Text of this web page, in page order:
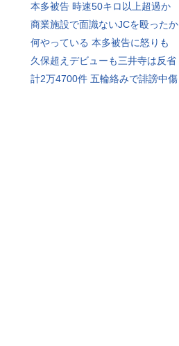
本多被告 時速50キロ以上超過か
商業施設で面識ないJCを殴ったか
何やっている 本多被告に怒りも
久保超えデビューも三井寺は反省
計2万4700件 五輪絡みで誹謗中傷